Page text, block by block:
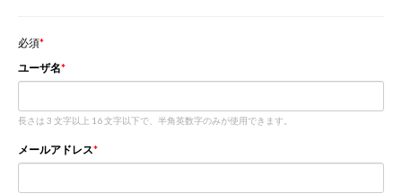
必須
ユーザ名
長さは 3 文字以上 16 文字以下で、半角英数字のみが使用できます。
メールアドレス